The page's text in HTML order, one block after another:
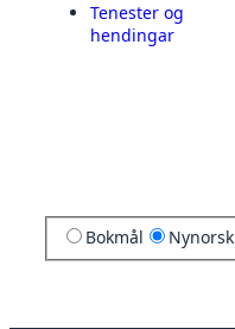
Tenester og
hendingar
Bokmål Nynorsk